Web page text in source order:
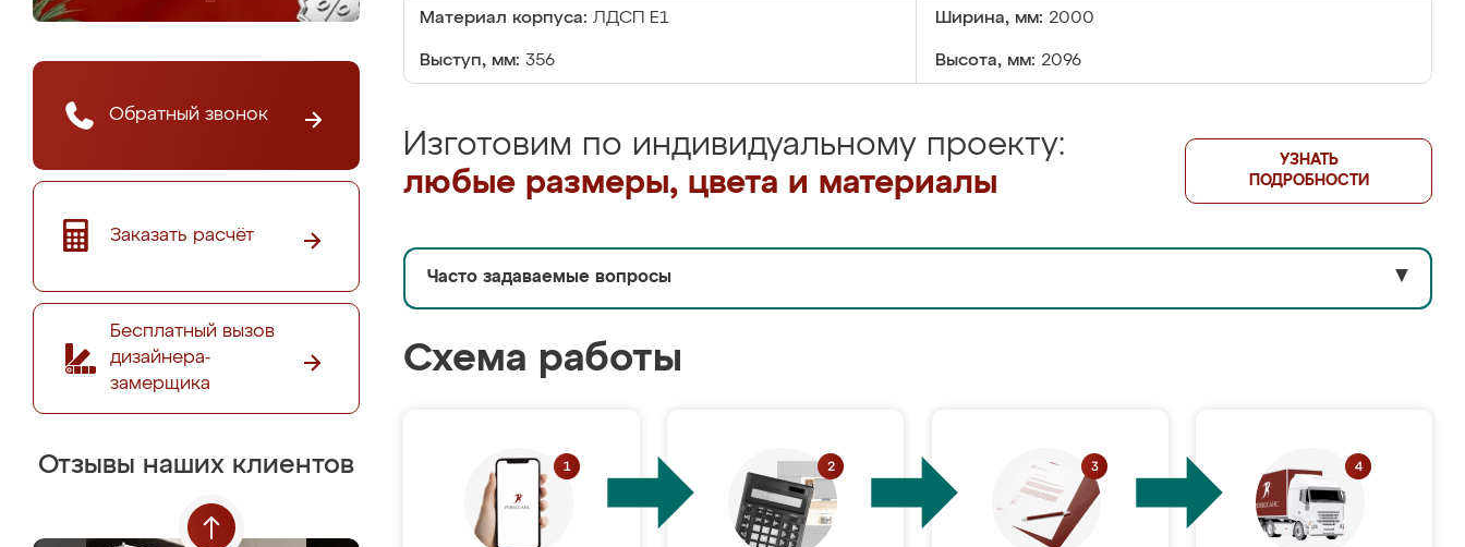
Обратный звонок
Заказать расчёт
Бесплатный вызов
дизайнера-
замерщика
Отзывы наших клиентов
Материал корпуса: ЛДСП Е1 Ширина, мм: 2000
Выступ, мм: 356 Высота, мм: 2096
Изготовим по индивидуальному проекту:
любые размеры, цвета и материалы
УЗНАТЬ
ПОДРОБНОСТИ
Часто задаваемые вопросы ▼
Схема работы